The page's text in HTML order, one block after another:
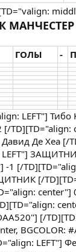
ГОЛЫ -
LEFT"] Тибо
Де Хеа [/
-1 [/
[/
[/
BGCOLOR:
LEFT"]